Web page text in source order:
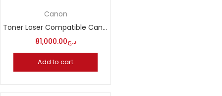
Canon
Toner Laser Compatible Canon CRG 045
د.ج81,000.00
Add to cart